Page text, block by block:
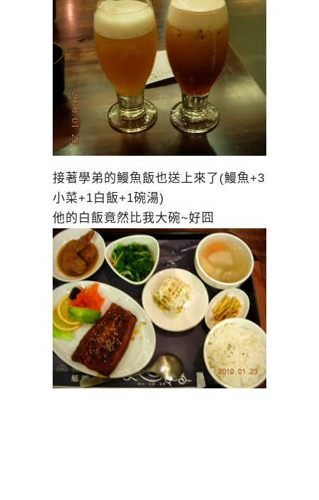
接著學弟的鰻魚飯也送上來了(鰻魚+3
小菜+1白飯+1碗湯)
他的白飯竟然比我大碗~好囧